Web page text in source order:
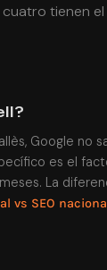
tienen
Google no
es el
La
vs SEO